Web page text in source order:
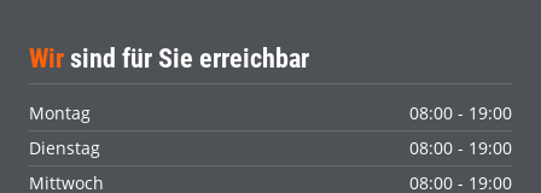
Wir sind für Sie erreichbar
Montag
08:00 - 19:00
Dienstag
08:00 - 19:00
Mittwoch
08:00 - 19:00